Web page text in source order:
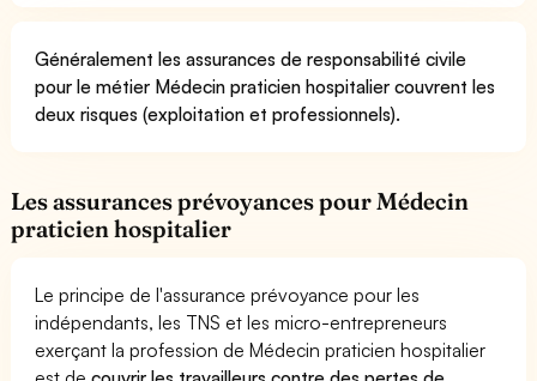
Généralement les assurances de responsabilité civile
pour le métier Médecin praticien hospitalier couvrent les
deux risques (exploitation et professionnels).
Les assurances prévoyances pour Médecin
praticien hospitalier
Le principe de l'assurance prévoyance pour les
indépendants, les TNS et les micro-entrepreneurs
exerçant la profession de Médecin praticien hospitalier